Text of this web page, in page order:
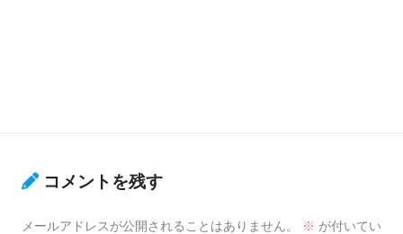
コメントを残す
メールアドレスが公開されることはありません。 ※ が付いてい